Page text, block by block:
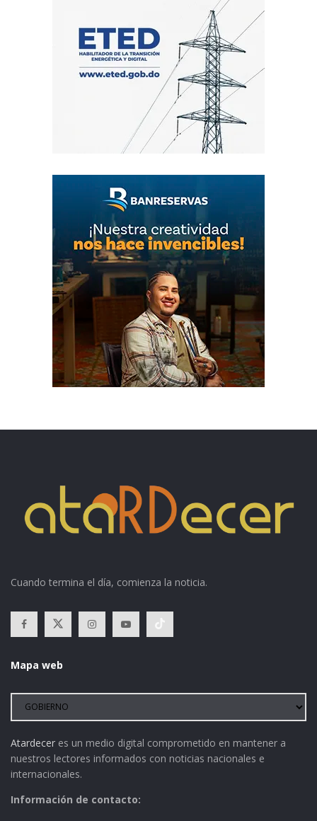
Cuando termina el día, comienza la noticia.
Mapa web
Atardecer es un medio digital comprometido en mantener a
nuestros lectores informados con noticias nacionales e
internacionales.
Información de contacto: